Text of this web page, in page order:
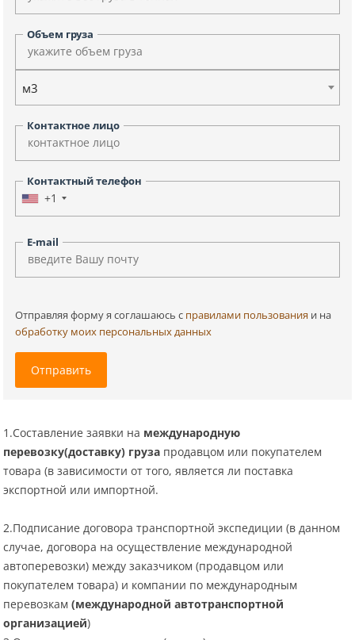
Объем груза
м3
Контактное лицо
Контактный телефон
+1
E-mail
Отправляя форму я соглашаюсь c правилами пользования и на
обработку моих персональных данных
Отправить
1.Составление заявки на международную
перевозку(доставку) груза продавцом или покупателем
товара (в зависимости от того, является ли поставка
экспортной или импортной.
2.Подписание договора транспортной экспедиции (в данном
случае, договора на осуществление международной
автоперевозки) между заказчиком (продавцом или
покупателем товара) и компании по международным
перевозкам (международной автотранспортной
организацией)